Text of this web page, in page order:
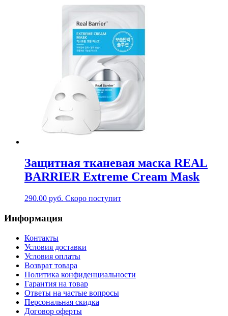
Защитная тканевая маска REAL
BARRIER Extreme Cream Mask
290.00 руб. Скоро поступит
Информация
Контакты
Условия доставки
Условия оплаты
Возврат товара
Политика конфиденциальности
Гарантия на товар
Ответы на частые вопросы
Персональная скидка
Договор оферты